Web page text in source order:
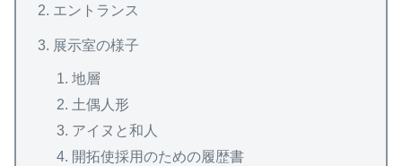
エントランス
展示室の様子
地層
土偶人形
アイヌと和人
開拓使採用のための履歴書